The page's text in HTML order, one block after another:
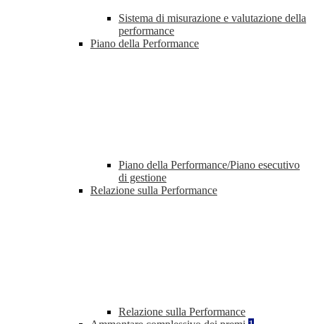
Sistema di misurazione e valutazione della
performance
Piano della Performance
Piano della Performance/Piano esecutivo
di gestione
Relazione sulla Performance
Relazione sulla Performance